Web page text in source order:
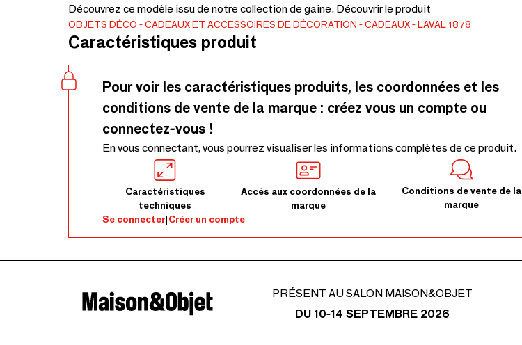
Découvrez ce modèle issu de notre collection de gaine. Découvrir le produit
OBJETS DÉCO CADEAUX ET ACCESSOIRES DE DÉCORATION CADEAUX LAVAL 1878
Caractéristiques produit
Pour voir les caractéristiques produits, les coordonnées et les
conditions de vente de la marque : créez vous un compte ou
connectez-vous !
En vous connectant, vous pourrez visualiser les informations complètes de ce produit.
Caractéristiques
techniques
Accès aux coordonnées de la
marque
Conditions de vente de la
marque
Se connecter|Créer un compte
PRÉSENT AU SALON MAISON&OBJET
DU 10-14 SEPTEMBRE 2026